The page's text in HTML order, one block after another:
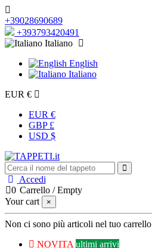
+39028690689
+393793420491
Italiano
English
Italiano
EUR €
EUR €
GBP £
USD $
Accedi
0 Carrello /Empty
Your cart
×
Non ci sono più articoli nel tuo carrello
NOVITA ultimi arrivi